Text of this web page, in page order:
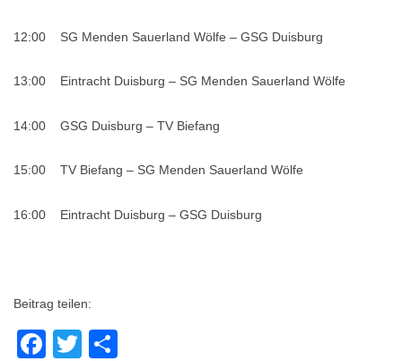
12:00 SG Menden Sauerland Wölfe – GSG Duisburg
13:00 Eintracht Duisburg – SG Menden Sauerland Wölfe
14:00 GSG Duisburg – TV Biefang
15:00 TV Biefang – SG Menden Sauerland Wölfe
16:00 Eintracht Duisburg – GSG Duisburg
Beitrag teilen:
Facebook
Twitter